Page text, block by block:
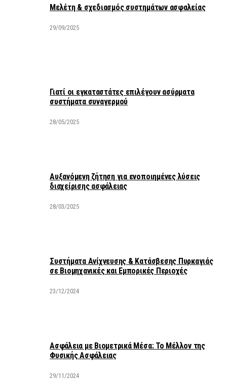
Μελέτη & σχεδιασμός συστημάτων ασφαλείας
29/09/2025
Γιατί οι εγκαταστάτες επιλέγουν ασύρματα
συστήματα συναγερμού
28/05/2025
Αυξανόμενη ζήτηση για ενοποιημένες λύσεις
διαχείρισης ασφάλειας
28/03/2025
Συστήματα Ανίχνευσης & Κατάσβεσης Πυρκαγιάς
σε Βιομηχανικές και Εμπορικές Περιοχές
23/12/2024
Ασφάλεια με Βιομετρικά Μέσα: Το Μέλλον της
Φυσικής Ασφάλειας
29/11/2024